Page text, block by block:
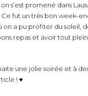
s’est promené dans
Ce fut un très bon week-
on a pu profiter du soleil,
repas et avoir tout
une jolie soirée et à
! ♥